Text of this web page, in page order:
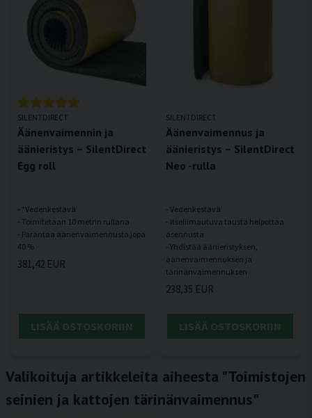
SILENTDIRECT
Äänenvaimennin ja
äänieristys – SilentDirect
Egg roll
- *Vedenkestävä
- Toimitetaan 10 metrin rullana
- Parantaa äänenvaimennusta jopa
381,42 EUR
LISÄÄ OSTOSKORIIN
SILENTDIRECT
Äänenvaimennus ja
äänieristys – SilentDirect
Neo -rulla
- Vedenkestävä
- Itseliimautuva tausta helpottaa
asennusta
- Yhdistää äänieristyksen,
äänenvaimennuksen ja
238,35 EUR
LISÄÄ OSTOSKORIIN
Valikoituja artikkeleita aiheesta "Toimistojen
seinien ja kattojen tärinänvaimennus"